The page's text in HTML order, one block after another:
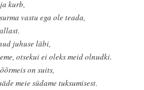
kurb,
vastu ega ole teada,
juhuse läbi,
otsekui ei oleks meid olnudki.
on suits,
meie südame tuksumisest.